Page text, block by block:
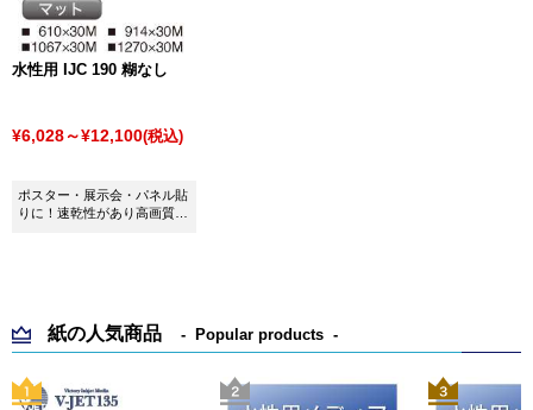
水性用 IJC 190 糊なし
¥6,028～¥12,100(税込)
ポスター・展示会・パネル貼
りに！速乾性があり高画質の
紙の人気商品 Popular products